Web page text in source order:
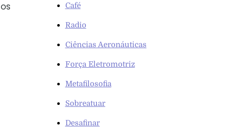
Café
Radio
Ciências Aeronáuticas
Força Eletromotriz
Metafilosofia
Sobreatuar
Desafinar